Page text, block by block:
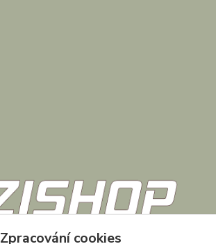
Zpracování cookies